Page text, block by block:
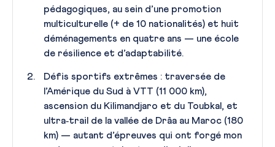
pédagogiques, au sein d’une promotion
multiculturelle (+ de 10 nationalités) et huit
déménagements en quatre ans — une école
de résilience et d’adaptabilité.
Défis sportifs extrêmes : traversée de
l’Amérique du Sud à VTT (11 000 km),
ascension du Kilimandjaro et du Toubkal, et
ultra‑trail de la vallée de Drâa au Maroc (180
km) — autant d’épreuves qui ont forgé mon